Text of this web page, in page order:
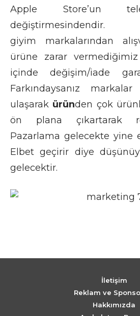
Apple Store’un
giyim markalarından
ürüne zarar
içinde değişim/iade
Farkındaysanız
ulaşarak üründen çok
ön plana çıkartarak
Pazarlama gelecekte yine
Elbet geçirir diye
gelecektir.
İletişim
Reklam ve
Hakkımızda